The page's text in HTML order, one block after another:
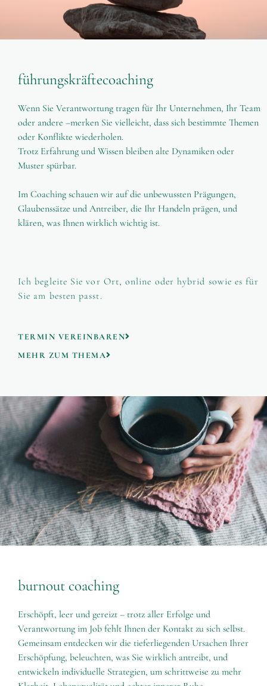
führungskräftecoaching
Wenn Sie Verantwortung tragen für Ihr Unternehmen, Ihr Team
oder andere –merken Sie vielleicht, dass sich bestimmte Themen
oder Konflikte wiederholen.
Trotz Erfahrung und Wissen bleiben alte Dynamiken oder
Muster spürbar.
Im Coaching schauen wir auf die unbewussten Prägungen,
Glaubenssätze und Antreiber, die Ihr Handeln prägen, und
klären, was Ihnen wirklich wichtig ist.
Ich begleite Sie vor Ort, online oder hybrid sowie es für
Sie am besten passt.
TERMIN VEREINBAREN
MEHR ZUM THEMA
burnout coaching
Erschöpft, leer und gereizt – trotz aller Erfolge und
Verantwortung im Job fehlt Ihnen der Kontakt zu sich selbst.
Gemeinsam entdecken wir die tieferliegenden Ursachen Ihrer
Erschöpfung, beleuchten, was Sie wirklich antreibt, und
entwickeln individuelle Strategien, um schrittweise zu mehr